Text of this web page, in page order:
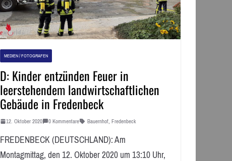
MEDIEN / FOTOGRAFEN
D: Kinder entzünden Feuer in
leerstehendem landwirtschaftlichen
Gebäude in Fredenbeck
12. Oktober 2020 0 Kommentare Bauernhof, Fredenbeck
FREDENBECK (DEUTSCHLAND): Am
Montagmittag, den 12. Oktober 2020 um 13:10 Uhr,